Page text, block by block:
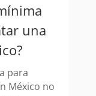
una
para
México no